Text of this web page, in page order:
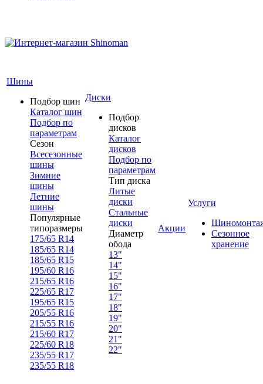
Шины
Подбор шин
Каталог шин
Подбор по
параметрам
Сезон
Всесезонные
шины
Зимние
шины
Летние
шины
Популярные
типоразмеры
175/65 R14
185/65 R14
185/65 R15
195/60 R16
215/65 R16
225/65 R17
195/65 R15
205/55 R16
215/55 R16
215/60 R17
225/60 R18
235/55 R17
235/55 R18
Диски
Подбор
дисков
Каталог
дисков
Подбор по
параметрам
Тип диска
Литые
диски
Стальные
диски
Диаметр
обода
13"
14"
15"
16"
17"
18"
19"
20"
21"
22"
Акции
Услуги
Сезонное
хранение